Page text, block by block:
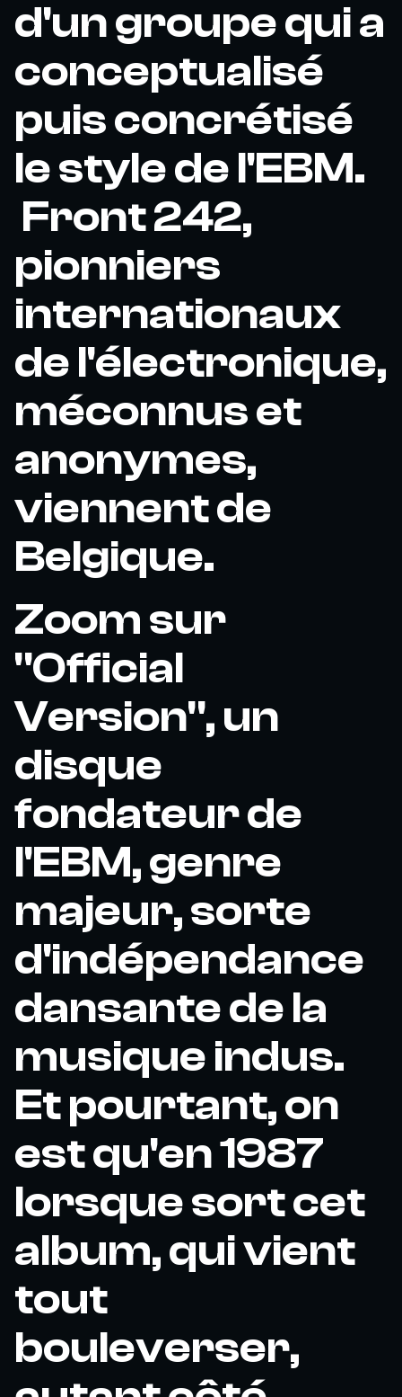
d'un groupe qui a
conceptualisé
puis concrétisé
le style de l'EBM.
Front 242,
pionniers
internationaux
de l'électronique,
méconnus et
anonymes,
viennent de
Belgique.
Zoom sur
"Official
Version", un
disque
fondateur de
l'EBM, genre
majeur, sorte
d'indépendance
dansante de la
musique indus.
Et pourtant, on
est qu'en 1987
lorsque sort cet
album, qui vient
tout
bouleverser,